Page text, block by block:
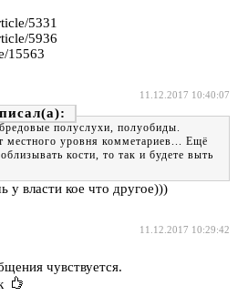
5331
5936
15563
11.12.2017 10:40:07
полуслухи, полуобиды.
местного уровня комметариев... Ещё
кости, то так и будете выть
у власти кое что другое)))
11.12.2017 10:29:42
чувствуется.